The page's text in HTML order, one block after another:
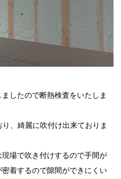
したので断熱検査をいたしま
、綺麗に吹付け出来ておりま
場で吹き付けするので手間が
着するので隙間ができにくい